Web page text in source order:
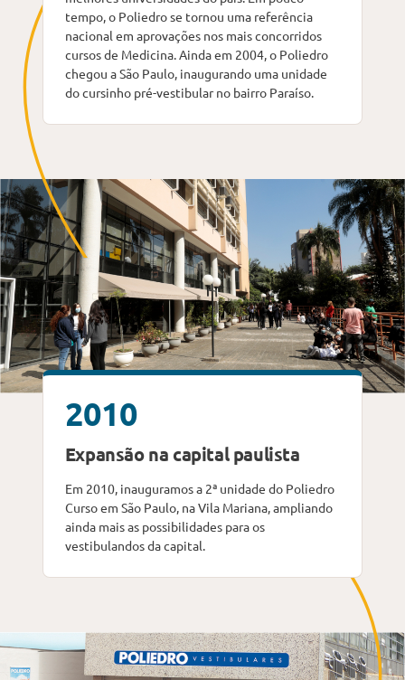
tempo, o Poliedro se tornou uma referência
nacional em aprovações nos mais concorridos
cursos de Medicina. Ainda em 2004, o Poliedro
chegou a São Paulo, inaugurando uma unidade
do cursinho pré-vestibular no bairro Paraíso.
2010
Expansão na capital paulista
Em 2010, inauguramos a 2ª unidade do Poliedro
Curso em São Paulo, na Vila Mariana, ampliando
ainda mais as possibilidades para os
vestibulandos da capital.